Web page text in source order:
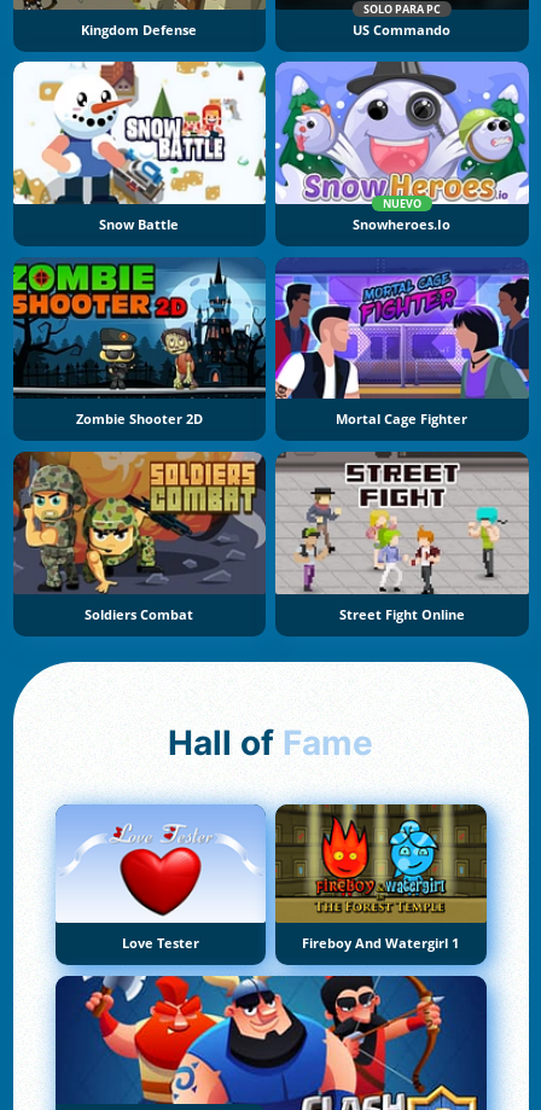
Kingdom Defense
SOLO PARA PC
US Commando
Snow Battle
NUEVO
Snowheroes.io
Zombie Shooter 2D Mortal Cage Fighter
Soldiers Combat Street Fight Online
Hall of Fame
Love Tester Fireboy And Watergirl 1